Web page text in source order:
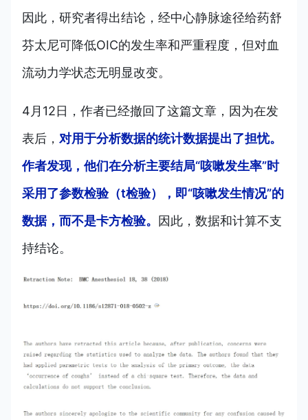
因此，研究者得出结论，经中心静脉途径给药舒
芬太尼可降低OIC的发生率和严重程度，但对血
流动力学状态无明显改变。
4月12日，作者已经撤回了这篇文章，因为在发
表后， 对用于分析数据的统计数据提出了担忧。
作者发现，他们在分析主要结局“咳嗽发生率”时
采用了参数检验（t检验），即“咳嗽发生情况”的
数据，而不是卡方检验。
因此，数据和计算不支
持结论。